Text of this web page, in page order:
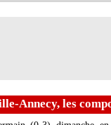
Annecy, les